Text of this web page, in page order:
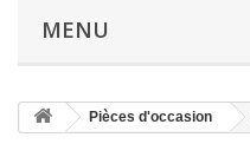
MENU
Pièces d'occasion